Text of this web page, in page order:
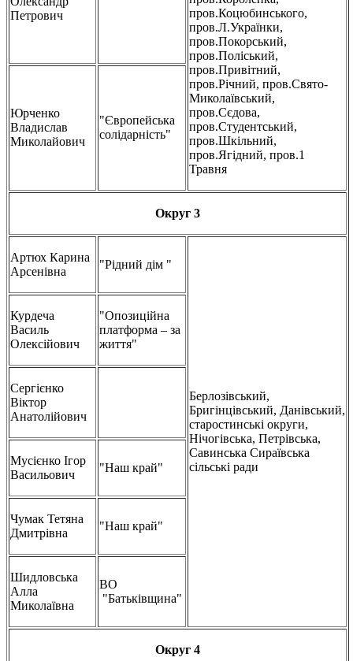
пров.Коцюбинського,
пров.Л.Українки,
пров.Покорський,
пров.Поліський,
пров.Привітний,
пров.Річний, пров.Свято-
Миколаївський,
пров.Сєдова,
пров.Студентський,
пров.Шкільний,
пров.Ягідний, пров.1
Травня
Петрович
Юрченко
Владислав
Миколайович
"Європейська
солідарність"
Округ 3
Артюх Карина
Арсенівна
"Рідний дім "
Берлозівський,
Бригінцівський, Данівський,
старостинські округи,
Нічогівська, Петрівська,
Савинська Сираївська
сільські ради
Курдеча
Василь
Олексійович
"Опозиційна
платформа – за
життя"
Сергієнко
Віктор
Анатолійович
Мусієнко Ігор
Васильович
"Наш край"
Чумак Тетяна
Дмитрівна
"Наш край"
Шидловська
Алла
Миколаївна
ВО
"Батьківщина"
Округ 4